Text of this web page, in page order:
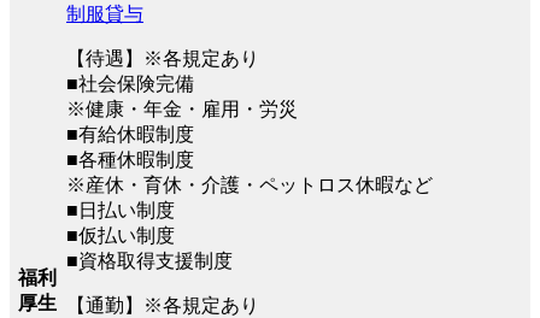
福利
厚生
制服貸与
【待遇】※各規定あり
■社会保険完備
※健康・年金・雇用・労災
■有給休暇制度
■各種休暇制度
※産休・育休・介護・ペットロス休暇など
■日払い制度
■仮払い制度
■資格取得支援制度
【通勤】※各規定あり